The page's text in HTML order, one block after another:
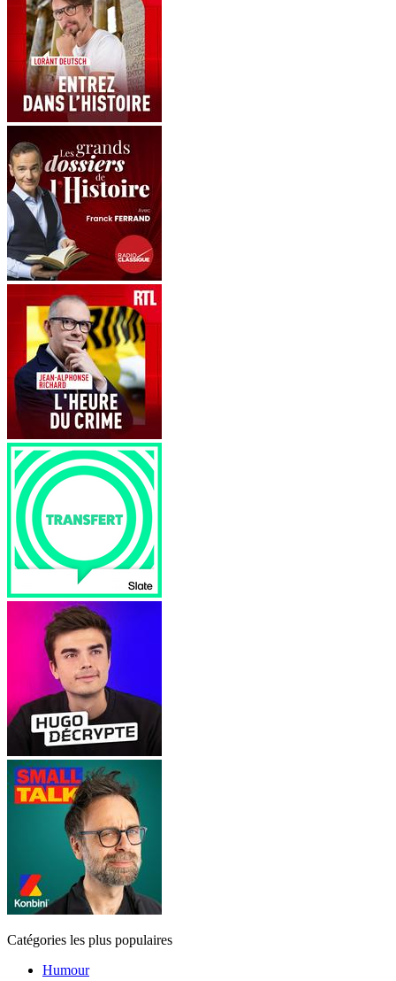
Catégories les plus populaires
Humour